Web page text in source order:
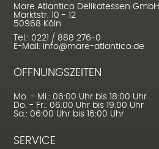
Mare Atlantico Delikatessen GmbH
Marktstr. 10 - 12
50968 Köln
Tel.: 0221 / 888 276-0
E-Mail: info@mare-atlantico.de
ÖFFNUNGSZEITEN
Mo. - Mi.: 06:00 Uhr bis 18:00 Uhr
Do. - Fr.: 06:00 Uhr bis 19:00 Uhr
Sa.: 06:00 Uhr bis 16:00 Uhr
SERVICE